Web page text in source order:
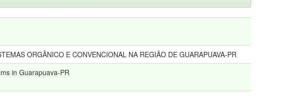
ORGÂNICO E CONVENCIONAL NA REGIÃO DE GUARAPUAVA-PR
in Guarapuava-PR